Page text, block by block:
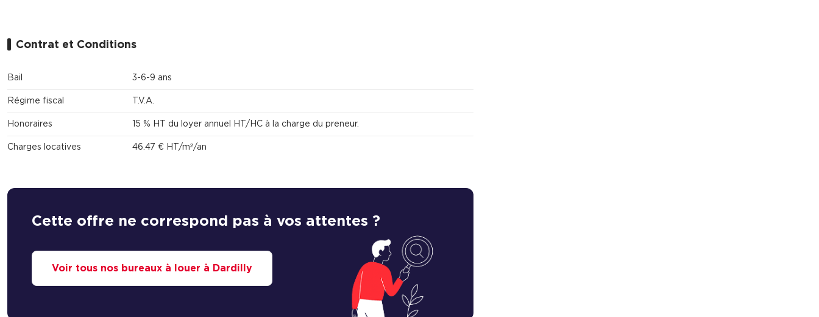
Contrat et Conditions
Bail 3-6-9 ans
Régime fiscal T.V.A.
Honoraires 15 % HT du loyer annuel HT/HC à la charge du preneur.
Charges locatives 46.47 € HT/m²/an
Cette offre ne correspond pas à vos attentes ?
Voir tous nos bureaux à louer à Dardilly